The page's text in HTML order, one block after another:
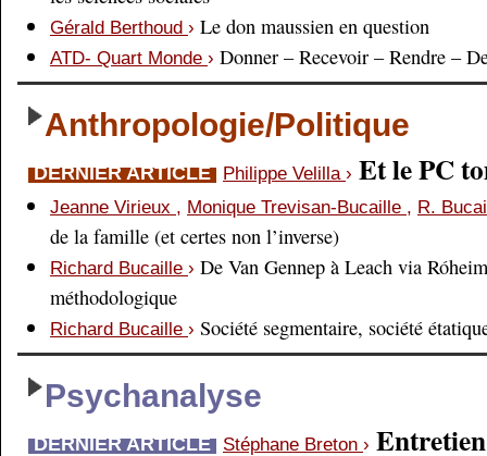
Gérald Berthoud › Le don maussien en question
ATD- Quart Monde › Donner – Recevoir – Rendre –
Anthropologie/Politique
DERNIER ARTICLE Philippe Velilla › Et le PC
Jeanne Virieux , Monique Trevisan-Bucaille , R.
de la famille (et certes non l’inverse)
Richard Bucaille › De Van Gennep à Leach via
méthodologique
Richard Bucaille › Société segmentaire, société
Psychanalyse
DERNIER ARTICLE Stéphane Breton ›